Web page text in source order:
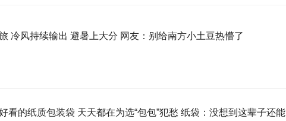
冷风持续输出 避暑上大分 网友：别给南方小土豆热懵了
看的纸质包装袋 天天都在为选“包包”犯愁 纸袋：没想到这辈子还能